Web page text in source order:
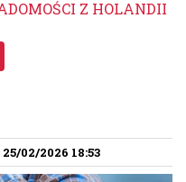
Z HOLANDII
25/02/2026 18:53